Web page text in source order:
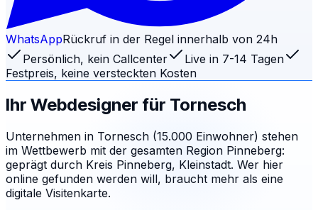
WhatsAppRückruf in der Regel innerhalb von 24h
Persönlich, kein Callcenter
Live in 7-14 Tagen
Festpreis, keine versteckten Kosten
Ihr Webdesigner für Tornesch
Unternehmen in Tornesch (15.000 Einwohner) stehen
im Wettbewerb mit der gesamten Region Pinneberg:
geprägt durch Kreis Pinneberg, Kleinstadt. Wer hier
online gefunden werden will, braucht mehr als eine
digitale Visitenkarte.